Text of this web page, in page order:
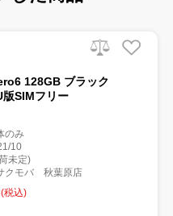
128GB ブラック
SIMフリー
のみ
10
未定)
クモバ 秋葉原店
税込)